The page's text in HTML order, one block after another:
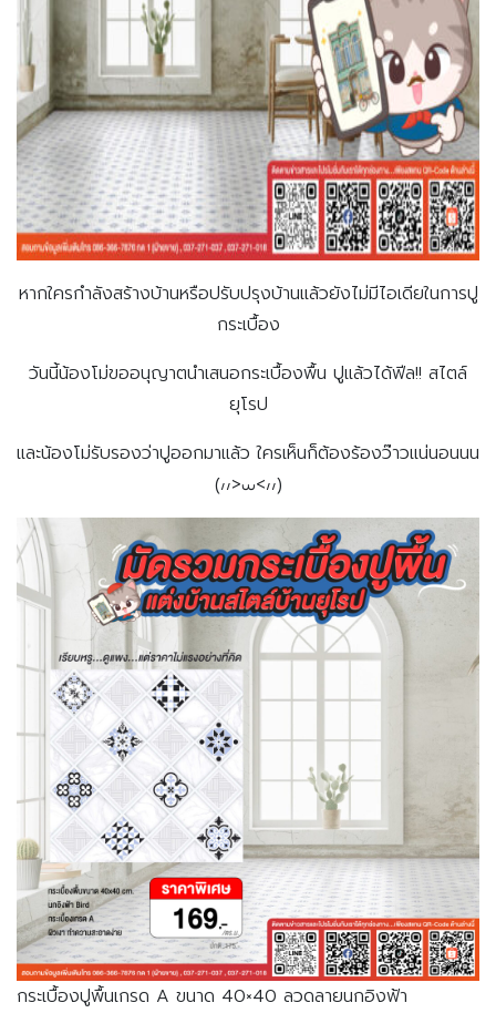
หากใครกำลังสร้างบ้านหรือปรับปรุงบ้านแล้วยังไม่มีไอเดียในการปู
กระเบื้อง
วันนี้น้องโม่ขออนุญาตนำเสนอกระเบื้องพื้น ปูแล้วได้ฟีล!! สไตล์
ยุโรป
และน้องโม่รับรองว่าปูออกมาแล้ว ใครเห็นก็ต้องร้องว๊าวแน่นอนนน
(៸៸>⩊<៸៸)
กระเบื้องปูพื้นเกรด A ขนาด 40×40 ลวดลายนกอิงฟ้า